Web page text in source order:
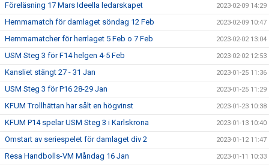
Föreläsning 17 Mars Ideella ledarskapet 2023-02-09 14:29
Hemmamatch för damlaget söndag 12 Feb 2023-02-09 10:47
Hemmamatcher för herrlaget 5 Feb o 7 Feb 2023-02-02 13:04
USM Steg 3 för F14 helgen 4-5 Feb 2023-02-02 12:53
Kansliet stängt 27 - 31 Jan 2023-01-25 11:36
USM Steg 3 för P16 28-29 Jan 2023-01-25 11:29
KFUM Trollhättan har sålt en högvinst 2023-01-23 10:38
KFUM P14 spelar USM Steg 3 i Karlskrona 2023-01-13 10:40
Omstart av seriespelet för damlaget div 2 2023-01-12 11:47
Resa Handbolls-VM Måndag 16 Jan 2023-01-11 10:33